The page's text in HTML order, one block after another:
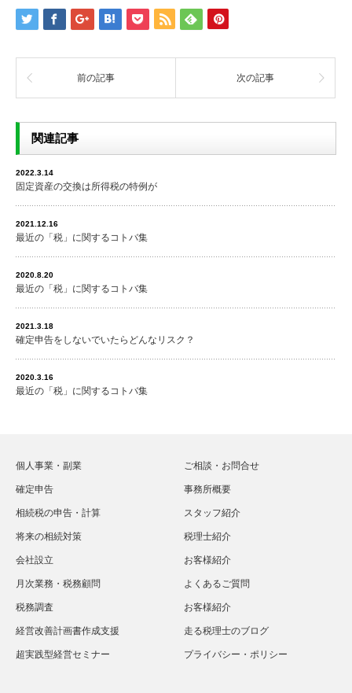
前の記事 次の記事
関連記事
2022.3.14
固定資産の交換は所得税の特例が
2021.12.16
最近の「税」に関するコトバ集
2020.8.20
最近の「税」に関するコトバ集
2021.3.18
確定申告をしないでいたらどんなリスク？
2020.3.16
最近の「税」に関するコトバ集
個人事業・副業
確定申告
相続税の申告・計算
将来の相続対策
会社設立
月次業務・税務顧問
税務調査
経営改善計画書作成支援
超実践型経営セミナー
ご相談・お問合せ
事務所概要
スタッフ紹介
税理士紹介
お客様紹介
よくあるご質問
お客様紹介
走る税理士のブログ
プライバシー・ポリシー